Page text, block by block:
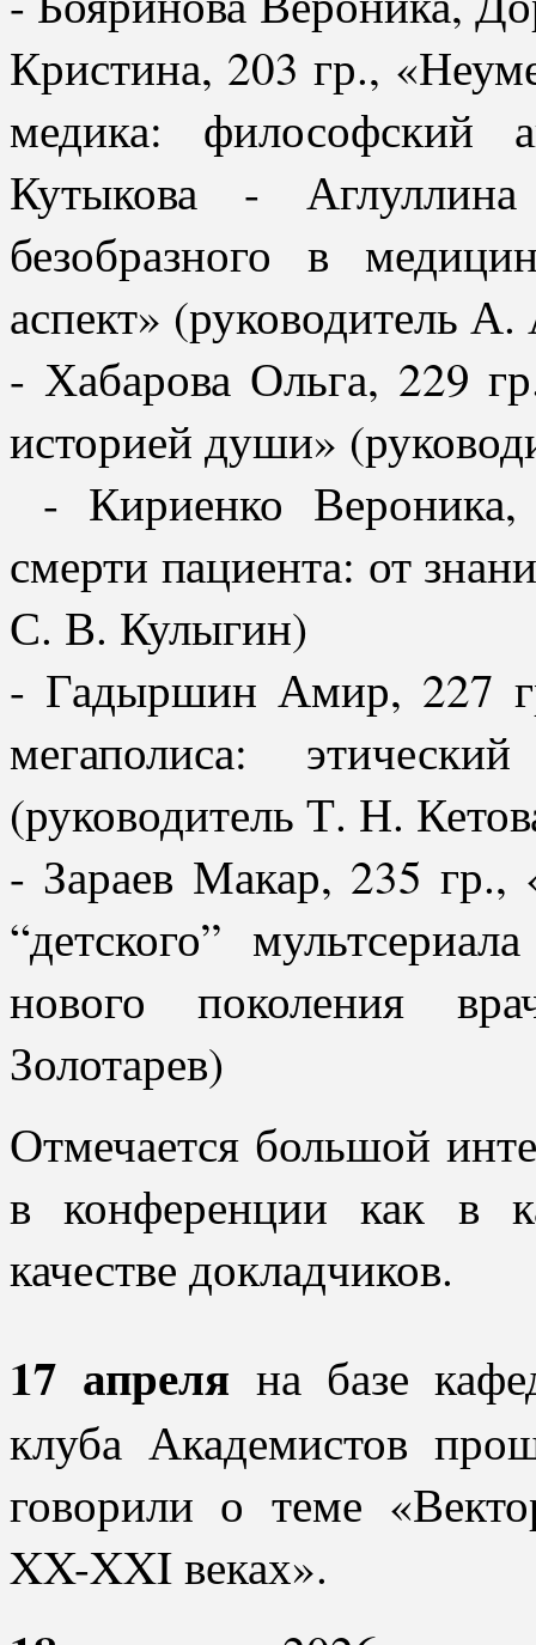
Кристина, 203 гр.,
медика: философский
Кутыкова -
безобразного в
аспект» (руководитель
- Хабарова Ольга, 229
историей души»
- Кириенко
смерти пациента: от
С. В. Кулыгин)
- Гадыршин Амир, 227
мегаполиса:
(руководитель Т. Н.
- Зараев Макар, 235
“детского”
нового поколения
Золотарев)
Отмечается большой
в конференции как в
качестве докладчиков.
17 апреля на базе
клуба Академистов
говорили о теме
XX-XXI веках».